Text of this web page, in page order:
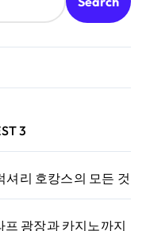
3
셔리 호캉스의 모든 것
프 광장과 카지노까지